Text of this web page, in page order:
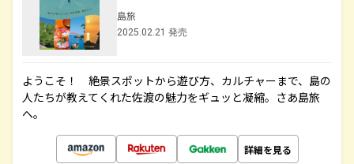
島旅
2025.02.21 発売
ようこそ！ 絶景スポットから遊び方、カルチャーまで、島の
人たちが教えてくれた佐渡の魅力をギュッと凝縮。さあ島旅
へ。
詳細を見る